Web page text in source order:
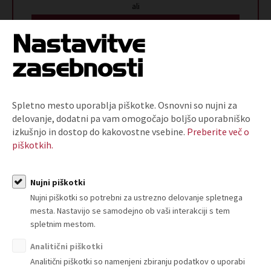
ali
O nas
Kdo smo in kako do nas?
Organiziranost
Strokovne komisije in sekcije
Nastavitve
zasebnosti
Spletno mesto uporablja piškotke. Osnovni so nujni za
delovanje, dodatni pa vam omogočajo boljšo uporabniško
izkušnjo in dostop do kakovostne vsebine. Preberite več o
piškotkih.
Nujni piškotki
Nujni piškotki so potrebni za ustrezno delovanje spletnega
mesta. Nastavijo se samodejno ob vaši interakciji s tem
spletnim mestom.
Analitični piškotki
Analitični piškotki so namenjeni zbiranju podatkov o uporabi